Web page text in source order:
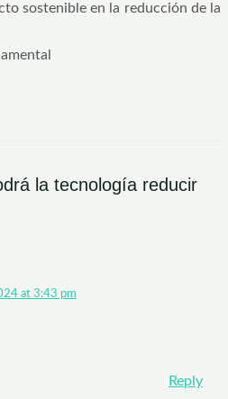
sostenible en la reducción de la
la tecnología reducir
at 3:43 pm
Reply